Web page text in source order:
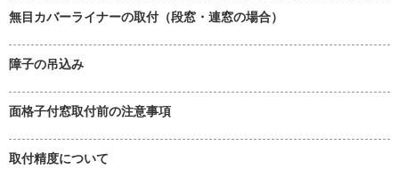
無目カバーライナーの取付（段窓・連窓の場合）
障子の吊込み
面格子付窓取付前の注意事項
取付精度について